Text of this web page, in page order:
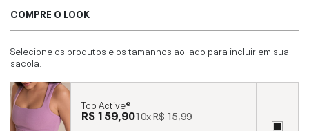
COMPRE O LOOK
Selecione os produtos e os tamanhos ao lado para incluir em sua
sacola.
Top Active®
R$ 159,9010xR$ 15,99